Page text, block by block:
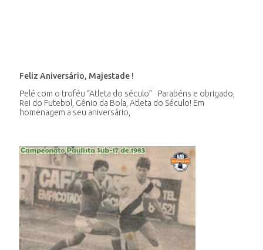
Feliz Aniversário, Majestade !
Pelé com o troféu “Atleta do século” Parabéns e obrigado,
Rei do Futebol, Gênio da Bola, Atleta do Século! Em
homenagem a seu aniversário,